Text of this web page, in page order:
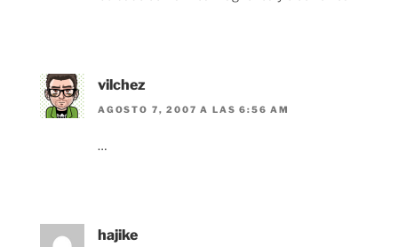
vilchez
AGOSTO 7, 2007 A LAS 6:56 AM
…
hajike